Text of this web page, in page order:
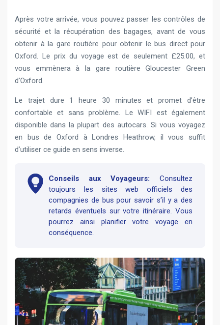
Après votre arrivée, vous pouvez passer les contrôles de
sécurité et la récupération des bagages, avant de vous
obtenir à la gare routière pour obtenir le bus direct pour
Oxford. Le prix du voyage est de seulement £25.00, et
vous emmènera à la gare routière Gloucester Green
d’Oxford.
Le trajet dure 1 heure 30 minutes et promet d’être
confortable et sans problème. Le WIFI est également
disponible dans la plupart des autocars. Si vous voyagez
en bus de Oxford à Londres Heathrow, il vous suffit
d’utiliser ce guide en sens inverse.
Conseils aux Voyageurs: Consultez
toujours les sites web officiels des
compagnies de bus pour savoir s’il y a des
retards éventuels sur votre itinéraire. Vous
pourrez ainsi planifier votre voyage en
conséquence.